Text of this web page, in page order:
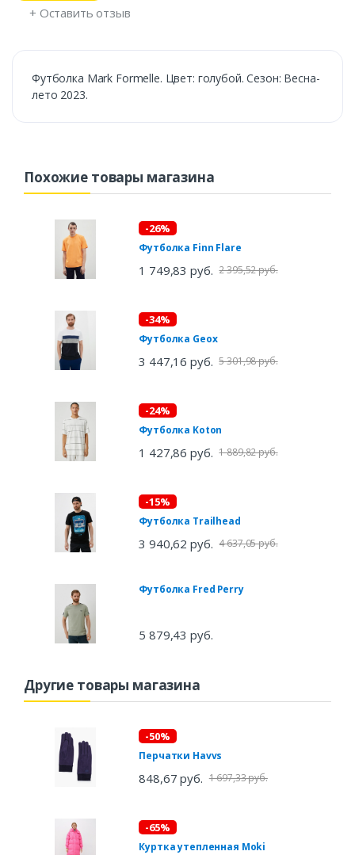
+ Оставить отзыв
Футболка Mark Formelle. Цвет: голубой. Сезон: Весна-
лето 2023.
Похожие товары магазина
-26%
Футболка Finn Flare
1 749,83 руб. 2 395,52 руб.
-34%
Футболка Geox
3 447,16 руб. 5 301,98 руб.
-24%
Футболка Koton
1 427,86 руб. 1 889,82 руб.
-15%
Футболка Trailhead
3 940,62 руб. 4 637,05 руб.
Футболка Fred Perry
5 879,43 руб.
Другие товары магазина
-50%
Перчатки Havvs
848,67 руб. 1 697,33 руб.
-65%
Куртка утепленная Moki